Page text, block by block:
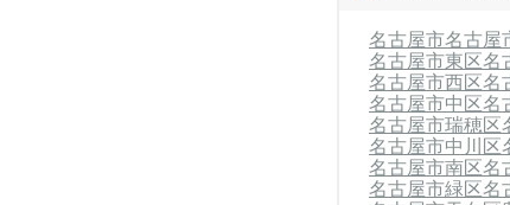
名古屋市名古屋
名古屋市東区名
名古屋市西区名
名古屋市中区名
名古屋市瑞穂区
名古屋市中川区
名古屋市南区名
名古屋市緑区名